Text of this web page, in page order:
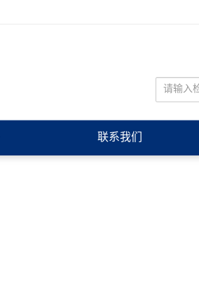
联系我们